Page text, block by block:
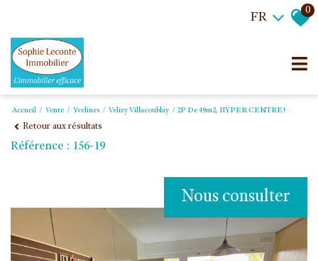
FR
0
Accueil Vente Yvelines Velizy Villacoublay 2P De 49m2, HYPER CENTRE!
Retour aux résultats
Référence : 156-19
Nous consulter